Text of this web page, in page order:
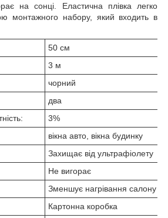
на сонці. Еластична плівка легко
монтажного набору, який входить в
50 см
3 м
чорний
два
3%
вікна авто, вікна будинку
Захищає від ультрафіолету
Не вигорає
Зменшує нагрівання салону
Картонна коробка